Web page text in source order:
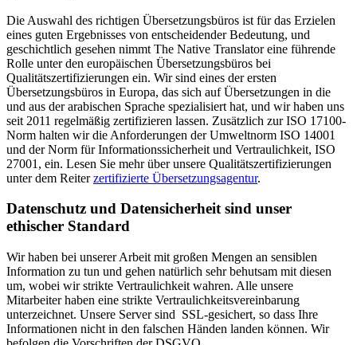
Die Auswahl des richtigen Übersetzungsbüros ist für das Erzielen
eines guten Ergebnisses von entscheidender Bedeutung, und
geschichtlich gesehen nimmt The Native Translator eine führende
Rolle unter den europäischen Übersetzungsbüros bei
Qualitätszertifizierungen ein. Wir sind eines der ersten
Übersetzungsbüros in Europa, das sich auf Übersetzungen in die
und aus der arabischen Sprache spezialisiert hat, und wir haben uns
seit 2011 regelmäßig zertifizieren lassen. Zusätzlich zur ISO 17100-
Norm halten wir die Anforderungen der Umweltnorm ISO 14001
und der Norm für Informationssicherheit und Vertraulichkeit, ISO
27001, ein. Lesen Sie mehr über unsere Qualitätszertifizierungen
unter dem Reiterzertifizierte Übersetzungsagentur.
Datenschutz und Datensicherheit sind unser
ethischer Standard
Wir haben bei unserer Arbeit mit großen Mengen an sensiblen
Information zu tun und gehen natürlich sehr behutsam mit diesen
um, wobei wir strikte Vertraulichkeit wahren. Alle unsere
Mitarbeiter haben eine strikte Vertraulichkeitsvereinbarung
unterzeichnet. Unsere Server sind SSL-gesichert, so dass Ihre
Informationen nicht in den falschen Händen landen können. Wir